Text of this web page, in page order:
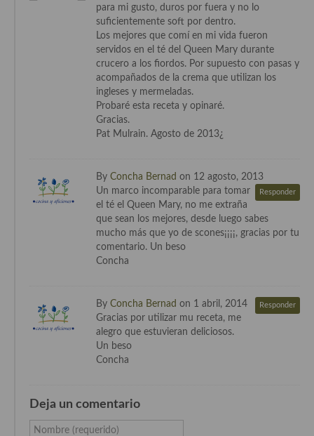
Cocinas de España
Cocina Aragonesa
Cocina Asturiana
Cocina Castellana
Cocina Castilla – La Mancha
Cocina Extremeña
Cocina Madrileña
Cocina Murciana
Cocina Valenciana
para mi gusto, duros por fuera y no lo
suficientemente soft por dentro.
Los mejores que comí en mi vida fueron
servidos en el té del Queen Mary durante
crucero a los fiordos. Por supuesto con pasas y
acompañados de la crema que utilizan los
ingleses y mermeladas.
Probaré esta receta y opinaré.
Gracias.
Pat Mulrain. Agosto de 2013¿
By Concha Bernad on 12 agosto, 2013
Responder
Un marco incomparable para tomar
el té el Queen Mary, no me extraña
que sean los mejores, desde luego sabes
mucho más que yo de scones¡¡¡¡, gracias por tu
comentario. Un beso
Concha
By Concha Bernad on 1 abril, 2014 Responder
Gracias por utilizar mu receta, me
alegro que estuvieran deliciosos.
Un beso
Concha
Deja un comentario
Nombre (requerido)